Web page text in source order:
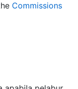
Commissions